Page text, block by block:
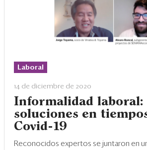
Laboral
14 de diciembre de 2020
Informalidad laboral:
soluciones en
Covid-19
Reconocidos expertos se juntaron en